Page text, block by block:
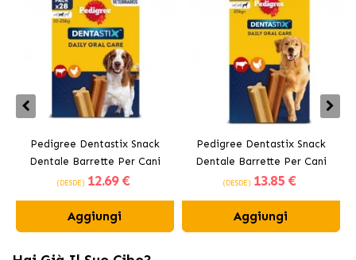
Pedigree Dentastix Snack
Dentale Barrette Per Cani
Medi 10-25 kg
(DESDE) 12.69 €
Aggiungi
Pedigree Dentastix Snack
Dentale Barrette Per Cani
Grandi +25 kg
(DESDE) 13.85 €
Aggiungi